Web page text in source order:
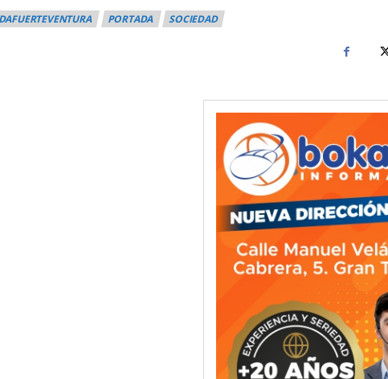
PORTADA SOCIEDAD